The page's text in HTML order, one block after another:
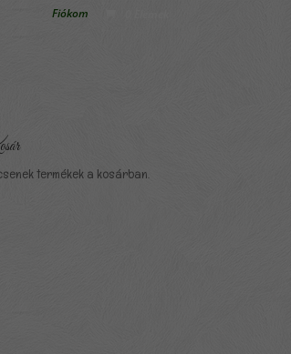
Fiókom
termékek a kosárban.